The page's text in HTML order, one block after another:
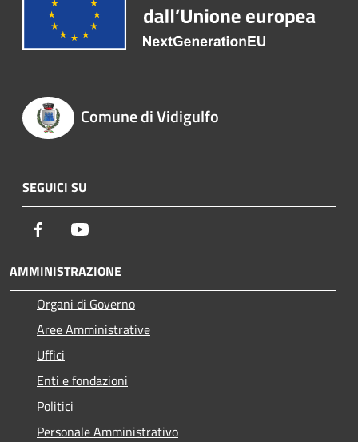
Comune di Vidigulfo
SEGUICI SU
Facebook
AMMINISTRAZIONE
Organi di Governo
Aree Amministrative
Uffici
Enti e fondazioni
Politici
Personale Amministrativo